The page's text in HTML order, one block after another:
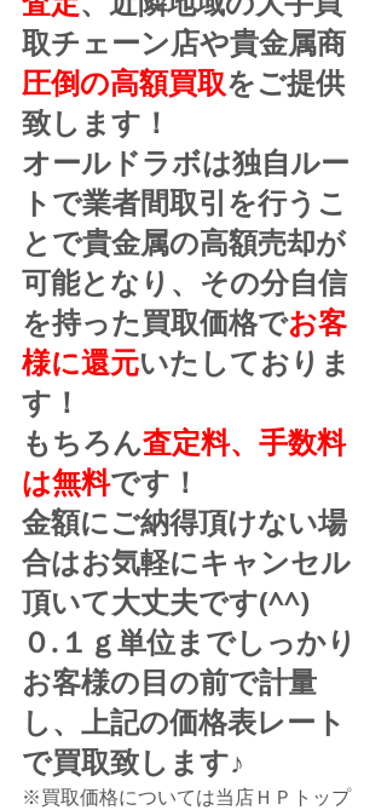
取チェーン店や貴金属商
圧倒の高額買取をご提供
致します！
オールドラボは独自ルー
トで業者間取引を行うこ
とで貴金属の高額売却が
可能となり、その分自信
を持った買取価格でお客
様に還元いたしておりま
す！
もちろん査定料、手数料
は無料です！
金額にご納得頂けない場
合はお気軽にキャンセル
頂いて大丈夫です(^^)
０.１ｇ単位までしっかり
お客様の目の前で計量
し、上記の価格表レート
で買取致します♪
※買取価格については当店ＨＰトップ